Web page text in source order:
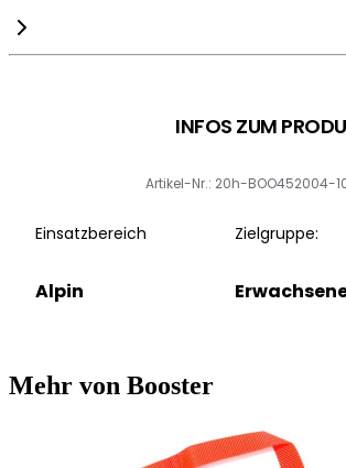
INFOS ZUM
Artikel-Nr.: 20h-BOO452004-
Einsatzbereich
Alpin
Zielgruppe:
Mehr von Booster